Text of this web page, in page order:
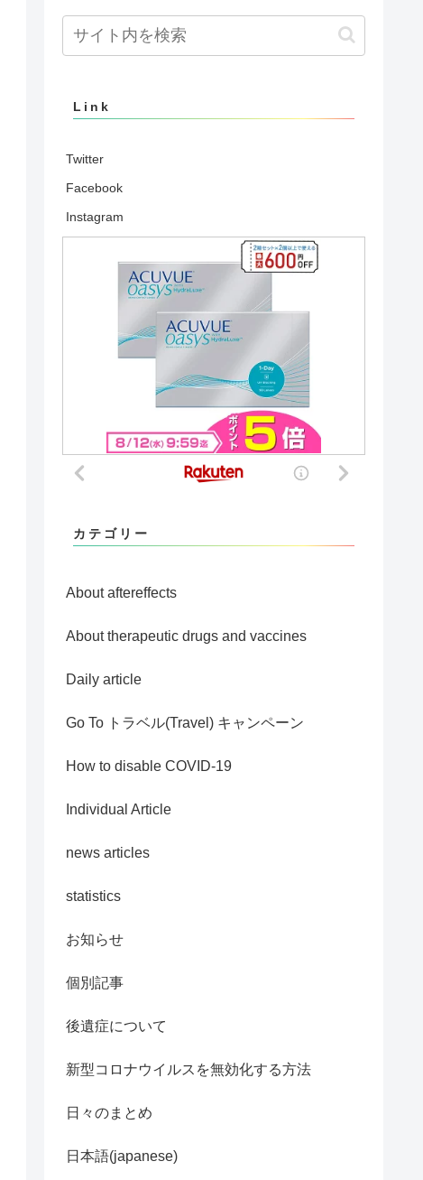
Link
Twitter
Facebook
Instagram
カテゴリー
About aftereffects
About therapeutic drugs and vaccines
Daily article
Go To トラベル(Travel) キャンペーン
How to disable COVID-19
Individual Article
news articles
statistics
お知らせ
個別記事
後遺症について
新型コロナウイルスを無効化する方法
日々のまとめ
日本語(japanese)